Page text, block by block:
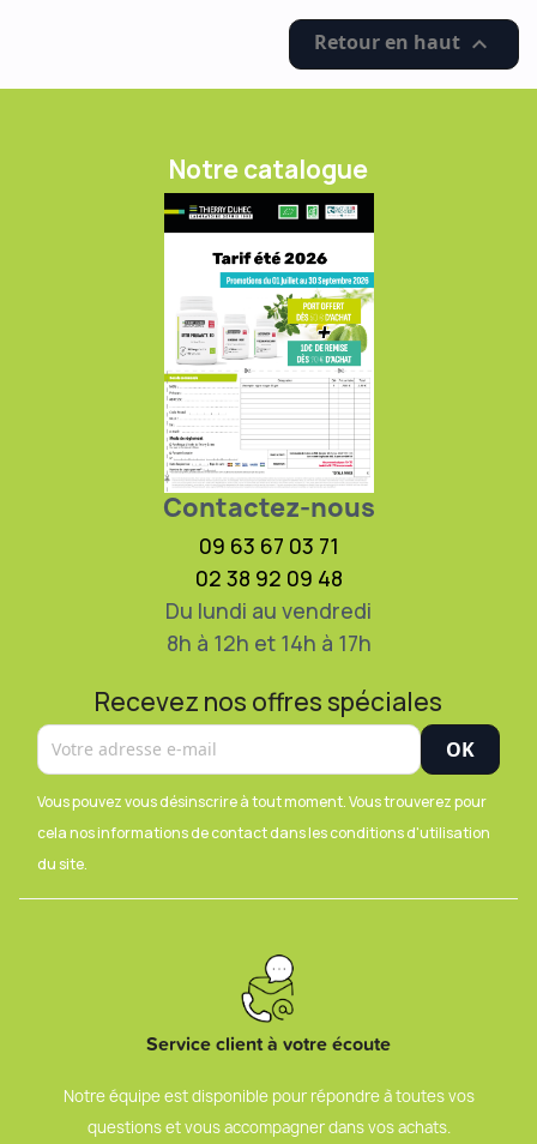
Retour en haut 
Notre catalogue
Contactez-nous
09 63 67 03 71
02 38 92 09 48
Du lundi au vendredi
8h à 12h et 14h à 17h
Recevez nos offres spéciales
Vous pouvez vous désinscrire à tout moment. Vous trouverez pour
cela nos informations de contact dans les conditions d'utilisation
du site.
Service client à votre écoute
Notre équipe est disponible pour répondre à toutes vos
questions et vous accompagner dans vos achats.